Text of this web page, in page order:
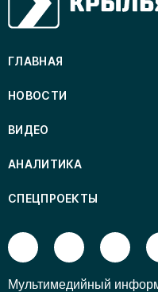
ГЛАВНАЯ
НОВОСТИ
ВИДЕО
АНАЛИТИКА
СПЕЦПРОЕКТЫ
Mультимедийный